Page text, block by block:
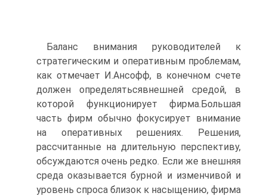
Баланс внимания руководителей к
стратегическим и оперативным проблемам,
как отмечает И.Ансофф, в конечном счете
должен определятьсявнешней средой, в
которой функционирует фирма.Большая
часть фирм обычно фокусирует внимание
на оперативных решениях. Решения,
рассчитанные на длительную перспективу,
обсуждаются очень редко. Если же внешняя
среда оказывается бурной и изменчивой и
уровень спроса близок к насыщению, фирма